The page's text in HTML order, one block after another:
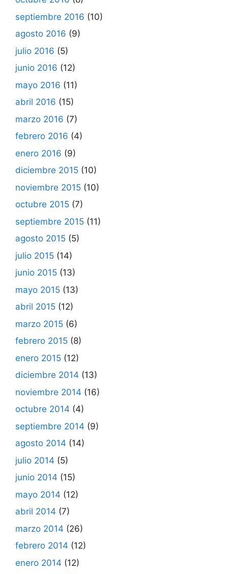
septiembre 2016 (10)
agosto 2016 (9)
julio 2016 (5)
junio 2016 (12)
mayo 2016 (11)
abril 2016 (15)
marzo 2016 (7)
febrero 2016 (4)
enero 2016 (9)
diciembre 2015 (10)
noviembre 2015 (10)
octubre 2015 (7)
septiembre 2015 (11)
agosto 2015 (5)
julio 2015 (14)
junio 2015 (13)
mayo 2015 (13)
abril 2015 (12)
marzo 2015 (6)
febrero 2015 (8)
enero 2015 (12)
diciembre 2014 (13)
noviembre 2014 (16)
octubre 2014 (4)
septiembre 2014 (9)
agosto 2014 (14)
julio 2014 (5)
junio 2014 (15)
mayo 2014 (12)
abril 2014 (7)
marzo 2014 (26)
febrero 2014 (12)
enero 2014 (12)